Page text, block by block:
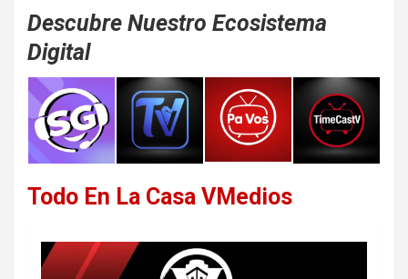
Descubre Nuestro Ecosistema
Digital
Todo En La Casa VMedios